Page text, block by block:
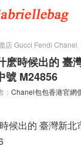
店 Gucci Fendi Chanel
時候出的 臺
號 M24856
： Chanel包包香港官網
候出的 臺灣新北